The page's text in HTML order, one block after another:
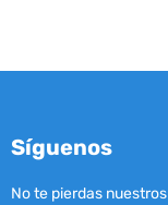
Síguenos
No te pierdas